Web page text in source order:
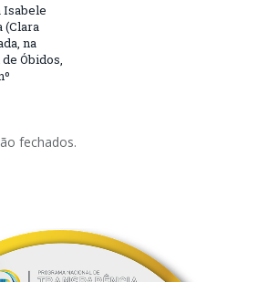
Isabele
(Clara
na
Óbidos,
fechados.